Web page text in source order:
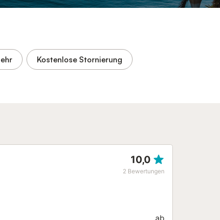
Kostenlose Stornierung
10,0
2 Bewertungen
ab